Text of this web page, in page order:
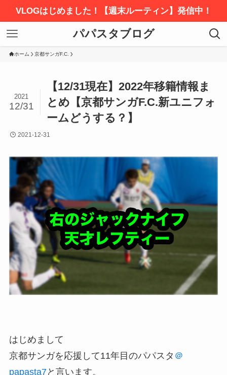
VLOGはじめました！【週末ルーティン】発信中！
パパスタブログ
ホーム 京都サンガF.C.
【12/31現在】2022年移籍情報ま
とめ【京都サンガF.C.新ユニフォ
ームどうする？】
2021
12/31
2021-12-31
はじめまして
京都サンガを応援して11年目のパパスタ ＠
papasta7と言います。